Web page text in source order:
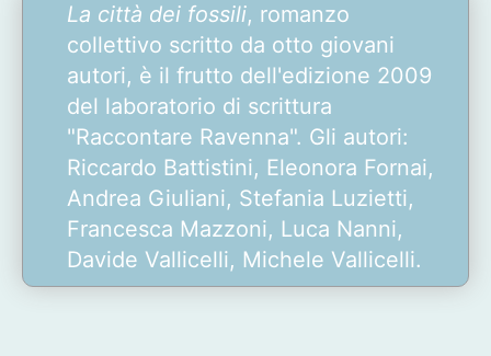
La città dei fossili, romanzo
collettivo scritto da otto giovani
autori, è il frutto dell'edizione 2009
del laboratorio di scrittura
"Raccontare Ravenna". Gli autori:
Riccardo Battistini, Eleonora Fornai,
Andrea Giuliani, Stefania Luzietti,
Francesca Mazzoni, Luca Nanni,
Davide Vallicelli, Michele Vallicelli.